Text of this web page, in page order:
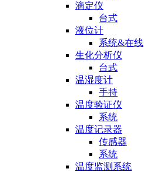
滴定仪
台式
液位计
系统&在线
生化分析仪
台式
温湿度计
手持
温度验证仪
系统
温度记录器
传感器
系统
温度监测系统